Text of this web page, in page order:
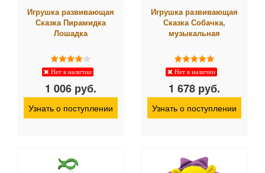
Игрушка развивающая
Сказка Пирамидка
Лошадка
Нет в наличии
1 006 руб.
Узнать о поступлении
Игрушка развивающая
Сказка Собачка,
музыкальная
Нет в наличии
1 678 руб.
Узнать о поступлении